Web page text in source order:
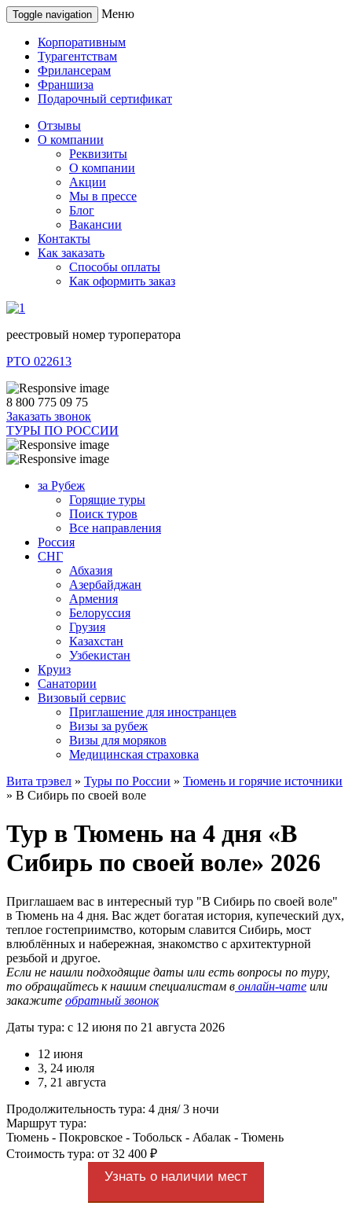
Toggle navigation Меню
Корпоративным
Турагентствам
Фрилансерам
Франшиза
Подарочный сертификат
Отзывы
О компании
Реквизиты
О компании
Акции
Мы в прессе
Блог
Вакансии
Контакты
Как заказать
Способы оплаты
Как оформить заказ
реестровый номер туроператора
РТО 022613
8 800 775 09 75
Заказать звонок
ТУРЫ ПО РОССИИ
за Рубеж
Горящие туры
Поиск туров
Все направления
Россия
СНГ
Абхазия
Азербайджан
Армения
Белоруссия
Грузия
Казахстан
Узбекистан
Круиз
Санатории
Визовый сервис
Приглашение для иностранцев
Визы за рубеж
Визы для моряков
Медицинская страховка
Вита трэвел » Туры по России » Тюмень и горячие источники
» В Сибирь по своей воле
Тур в Тюмень на 4 дня «В
Сибирь по своей воле» 2026
Приглашаем вас в интересный тур "В Сибирь по своей воле"
в Тюмень на 4 дня. Вас ждет богатая история, купеческий дух,
теплое гостеприимство, которым славится Сибирь, мост
влюблённых и набережная, знакомство с архитектурной
резьбой и другое.
Если не нашли подходящие даты или есть вопросы по туру,
то обращайтесь к нашим специалистам в онлайн-чате или
закажите обратный звонок
Даты тура: с 12 июня по 21 августа 2026
12 июня
3, 24 июля
7, 21 августа
Продолжительность тура: 4 дня/ 3 ночи
Маршрут тура:
Тюмень - Покровское - Тобольск - Абалак - Тюмень
Стоимость тура: от 32 400 ₽
Узнать о наличии мест